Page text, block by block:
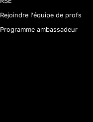
Rejoindre l'équipe de profs
Programme ambassadeur